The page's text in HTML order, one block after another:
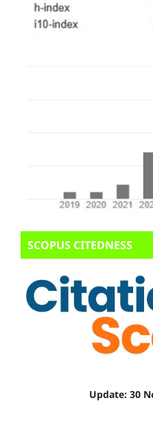
SCOPUS CITEDNESS
Update: 30